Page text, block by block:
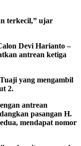
terkecil,” ujar
Devi Harianto –
antrean ketiga
yang mengambil
2.
antrean
pasangan H.
mendapat nomor